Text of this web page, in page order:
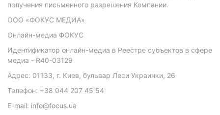
получения письменного разрешения Компании.
ООО «ФОКУС МЕДИА»
Онлайн-медиа ФОКУС
Идентификатор онлайн-медиа в Реестре субъектов в сфере
медиа - R40-03129
Адрес: 01133, г. Киев, бульвар Леси Украинки, 26
Телефон: +38 044 207 45 54
E-mail: info@focus.ua